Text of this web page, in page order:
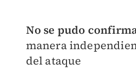
No se pudo
manera
del ataque